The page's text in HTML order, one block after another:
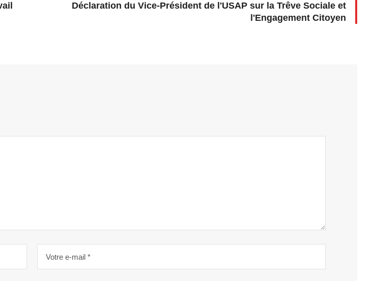
Déclaration du Vice-Président de l'USAP sur la Trêve Sociale et
l'Engagement Citoyen